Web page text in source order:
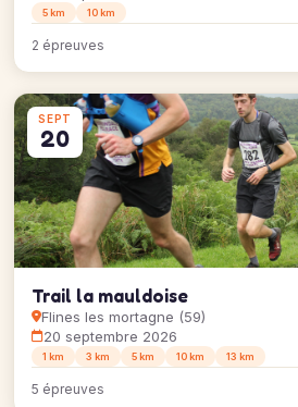
5 km 10 km
2 épreuves
SEPT
20
Trail la mauldoise
Flines les mortagne (59)
20 septembre 2026
1 km 3 km 5 km 10 km 13 km
5 épreuves